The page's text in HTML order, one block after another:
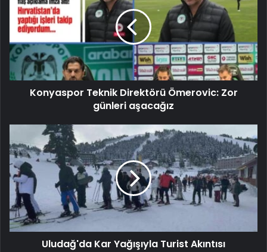
Konyaspor Teknik Direktörü Ömerovic: Zor
günleri aşacağız
Uludağ'da Kar Yağışıyla Turist Akıntısı